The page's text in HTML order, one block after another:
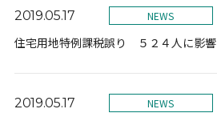
2019.05.17 NEWS
住宅用地特例課税誤り ５２４人に影響
2019.05.17 NEWS